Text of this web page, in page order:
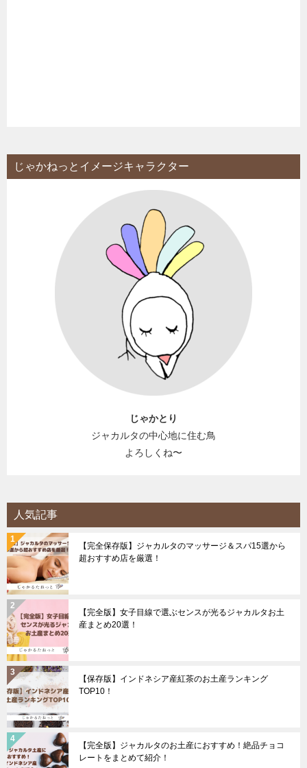
じゃかねっとイメージキャラクター
じゃかとり
ジャカルタの中心地に住む鳥
よろしくね〜
人気記事
【完全保存版】ジャカルタのマッサージ＆スパ15選から
超おすすめ店を厳選！
【完全版】女子目線で選ぶセンスが光るジャカルタお土
産まとめ20選！
【保存版】インドネシア産紅茶のお土産ランキング
TOP10！
【完全版】ジャカルタのお土産におすすめ！絶品チョコ
レートをまとめて紹介！